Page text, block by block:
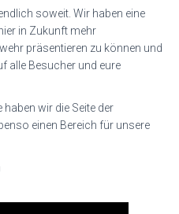
soweit. Wir haben eine
in Zukunft mehr
präsentieren zu können und
alle Besucher und eure
haben wir die Seite der
einen Bereich für unsere